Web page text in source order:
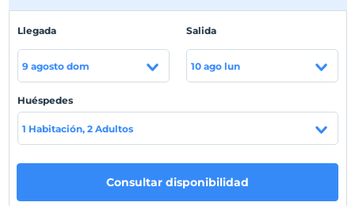
Playa
Plaja 400 metre mesafededir.
mapa
Llegada
9 agosto dom
Salida
10 ago lun
Huéspedes
1 Habitación, 2 Adultos
Consultar disponibilidad